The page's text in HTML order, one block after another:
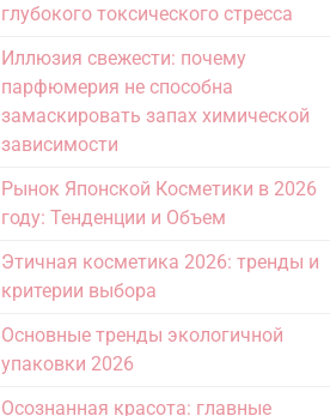
глубокого токсического стресса
Иллюзия свежести: почему
парфюмерия не способна
замаскировать запах химической
зависимости
Рынок Японской Косметики в 2026
году: Тенденции и Объем
Этичная косметика 2026: тренды и
критерии выбора
Основные тренды экологичной
упаковки 2026
Осознанная красота: главные